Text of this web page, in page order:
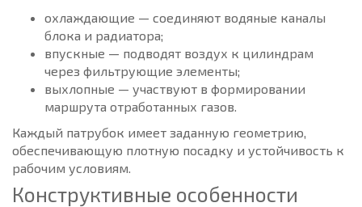
охлаждающие — соединяют водяные каналы
блока и радиатора;
впускные — подводят воздух к цилиндрам
через фильтрующие элементы;
выхлопные — участвуют в формировании
маршрута отработанных газов.
Каждый патрубок имеет заданную геометрию,
обеспечивающую плотную посадку и устойчивость к
рабочим условиям.
Конструктивные особенности